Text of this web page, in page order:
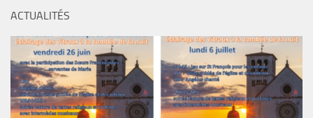
ACTUALITÉS